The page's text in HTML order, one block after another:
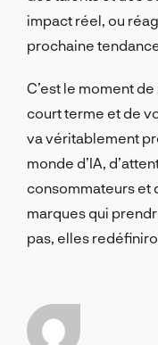
impact réel, ou
prochaine
C’est le moment
court terme et de
va véritablement
monde d’IA,
consommateurs et
marques qui
pas, elles